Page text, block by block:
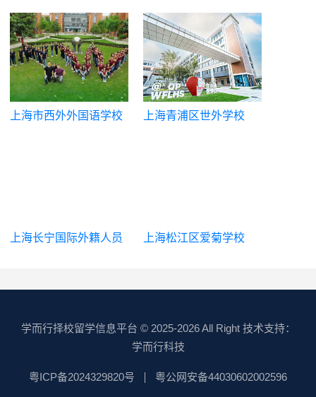
底。
上海市西外外国语学校
上海青浦区世外学校
上海长宁国际外籍人员
上海松江区爱菊学校
学而行择校留学信息平台 © 2025-2026 All Right 技术支持：
学而行科技
粤ICP备2024329820号 粤公网安备44030602002596